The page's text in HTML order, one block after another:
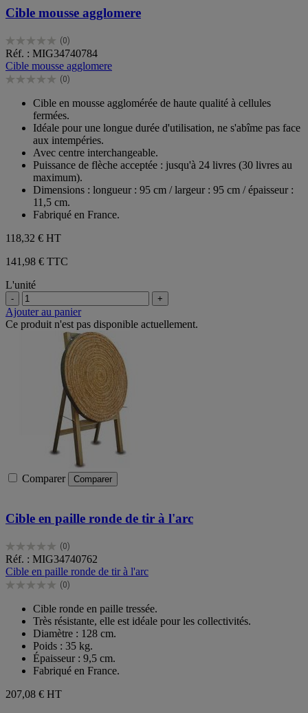
Cible mousse agglomere
(0)
0.0
sur
5
étoiles.
Réf. : MIG34740784
Cible mousse agglomere
(0)
0.0
étoiles.
Cible en mousse agglomérée de haute qualité à cellules
fermées.
Idéale pour une longue durée d'utilisation, ne s'abîme pas face
aux intempéries.
Avec centre interchangeable.
Puissance de flèche acceptée : jusqu'à 24 livres (30 livres au
maximum).
Dimensions : longueur : 95 cm / largeur : 95 cm / épaisseur :
11,5 cm.
Fabriqué en France.
118,32 € HT
141,98 € TTC
L'unité
- +
Ajouter au panier
Ce produit n'est pas disponible actuellement.
Comparer Comparer
Cible en paille ronde de tir à l'arc
(0)
0.0
sur
5
étoiles.
Réf. : MIG34740762
Cible en paille ronde de tir à l'arc
(0)
0.0
étoiles.
Cible ronde en paille tressée.
Très résistante, elle est idéale pour les collectivités.
Diamètre : 128 cm.
Poids : 35 kg.
Épaisseur : 9,5 cm.
Fabriqué en France.
207,08 € HT